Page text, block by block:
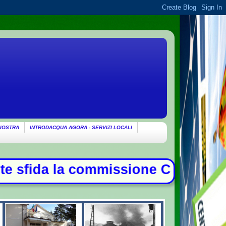
INTRODACQUA AGORA - SERVIZI LOCALI
Covid, duello con